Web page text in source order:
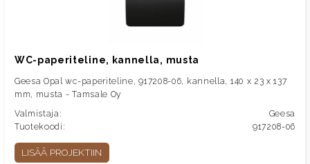
WC-paperiteline, kannella, musta
Geesa Opal wc-paperiteline, 917208-06, kannella, 140 x 23 x 137
mm, musta - Tamsale Oy
Valmistaja:
Geesa
Tuotekoodi:
917208-06
LISÄÄ PROJEKTIIN